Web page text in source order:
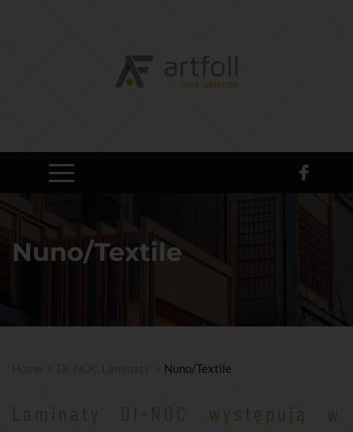
Nuno/Textile
Home DI-NOC Laminaty Nuno/Textile
Laminaty DI-NOC występują w